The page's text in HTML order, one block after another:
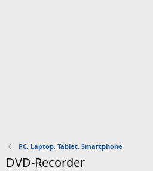
PC, Laptop, Tablet, Smartphone
DVD-Recorder